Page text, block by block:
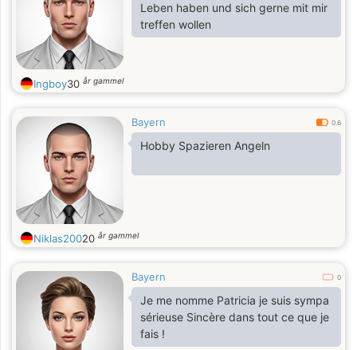
Leben haben und sich gerne mit mir
treffen wollen
Ingboy30 år gammel
Bayern 0.6
Hobby Spazieren Angeln
Niklas20020 år gammel
Bayern 0
Je me nomme Patricia je suis sympa
sérieuse Sincère dans tout ce que je
fais !